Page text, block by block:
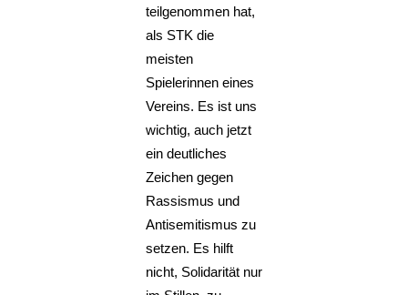
teilgenommen hat,
als STK die
meisten
Spielerinnen eines
Vereins. Es ist uns
wichtig, auch jetzt
ein deutliches
Zeichen gegen
Rassismus und
Antisemitismus zu
setzen. Es hilft
nicht, Solidarität nur